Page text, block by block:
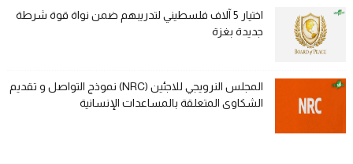
اختيار 5 آلاف فلسطيني لتدريبهم ضمن نواة قوة شرطة
جديدة بغزة
المجلس النرويجي للاجئين (NRC) نموذج التواصل و تقديم
الشكاوى المتعلقة بالمساعدات الإنسانية